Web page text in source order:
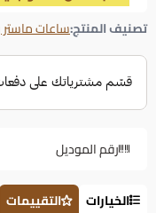
تصنيف المنتج:ساعات ماستر
رقم الموديل
الخيارات
التقييمات